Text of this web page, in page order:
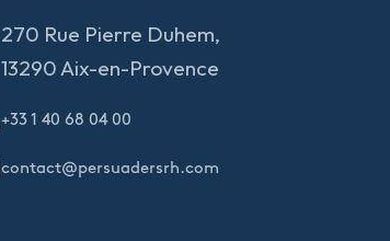
270 Rue Pierre Duhem,
13290 Aix-en-Provence
+33 1 40 68 04 00
contact@persuadersrh.com